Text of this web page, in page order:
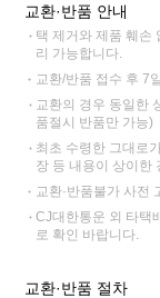
교환·반품 안내
택 제거와 제품 훼손
리 가능합니다.
교환/반품 접수 후 7
교환의 경우 동일한
품절시 반품만 가능)
최초 수령한 그대로
장 등 내용이 상이한
교환·반품불가 사전
CJ대한통운 외 타택
로 확인 바랍니다.
교환·반품 절차